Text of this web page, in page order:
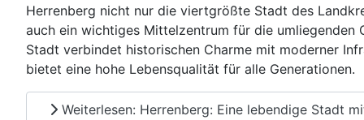
Herrenberg nicht nur die viertgrößte Stadt des
auch ein wichtiges Mittelzentrum für die umliegenden
Stadt verbindet historischen Charme mit moderner
bietet eine hohe Lebensqualität für alle Generationen.
Weiterlesen: Herrenberg: Eine lebendige Stadt